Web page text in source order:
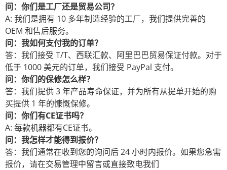
问：你们是工厂还是贸易公司？
A: 我们是拥有 10 多年制造经验的工厂，我们提供完善的
OEM 和售后服务。
问：我如何支付我的订单？
答：我们接受 T/T、西联汇款、阿里巴巴贸易保证付款。对于
低于 1000 美元的订单，我们接受 PayPal 支付。
问：你们的保修怎么样？
答：我们提供 3 年产品寿命保证，并为所有从提单开始的购
买提供 1 年的慷慨保修。
问：你们有CE证书吗？
A: 每款机器都有CE证书。
问：我怎样才能得到报价？
答：我们通常在收到您的询问后 24 小时内报价。如果您急需
报价，请在交易管理中留言或直接致电我们